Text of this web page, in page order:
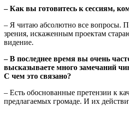
– Как вы готовитесь к сессиям,
– Я читаю абсолютно все вопросы.
зрения, искаженным проектам
видение.
– В последнее время вы очень
высказываете много замечаний
С чем это связано?
– Есть обоснованные претензии к
предлагаемых громаде. И их